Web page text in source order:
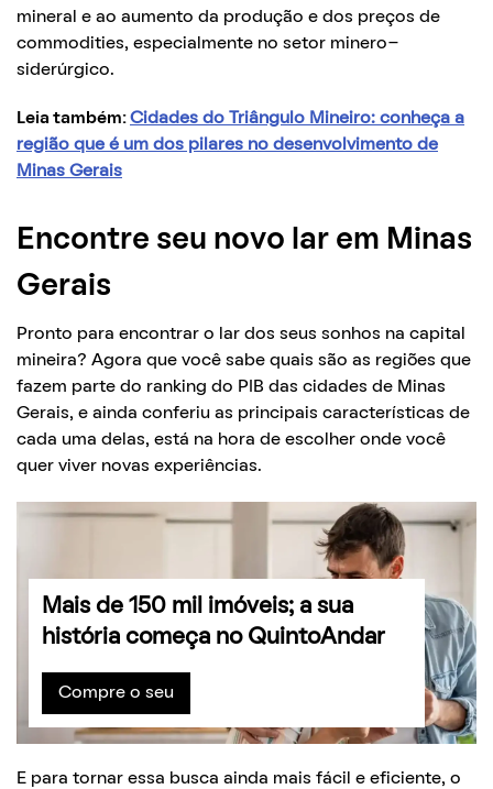
mineral e ao aumento da produção e dos preços de
commodities, especialmente no setor minero-
siderúrgico.
Leia também: Cidades do Triângulo Mineiro: conheça a
região que é um dos pilares no desenvolvimento de
Minas Gerais
Encontre seu novo lar em Minas
Gerais
Pronto para encontrar o lar dos seus sonhos na capital
mineira? Agora que você sabe quais são as regiões que
fazem parte do ranking do PIB das cidades de Minas
Gerais, e ainda conferiu as principais características de
cada uma delas, está na hora de escolher onde você
quer viver novas experiências.
Mais de 150 mil imóveis; a sua
história começa no QuintoAndar
Compre o seu
E para tornar essa busca ainda mais fácil e eficiente, o